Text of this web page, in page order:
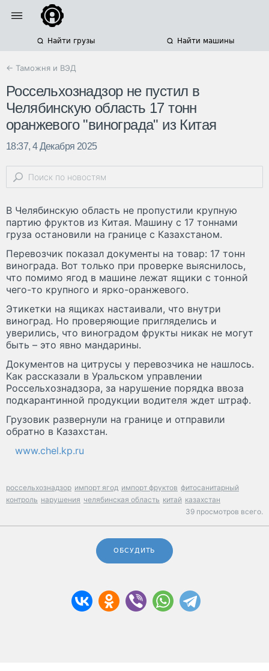
Найти грузы Найти машины
← Таможня и ВЭД
Россельхознадзор не пустил в
Челябинскую область 17 тонн
оранжевого "винограда" из Китая
18:37, 4 Декабря 2025
В Челябинскую область не пропустили крупную
партию фруктов из Китая. Машину с 17 тоннами
груза остановили на границе с Казахстаном.
Перевозчик показал документы на товар: 17 тонн
винограда. Вот только при проверке выяснилось,
что помимо ягод в машине лежат ящики с тонной
чего-то крупного и ярко-оранжевого.
Этикетки на ящиках настаивали, что внутри
виноград. Но проверяющие пригляделись и
уверились, что виноградом фрукты никак не могут
быть – это явно мандарины.
Документов на цитрусы у перевозчика не нашлось.
Как рассказали в Уральском управлении
Россельхознадзора, за нарушение порядка ввоза
подкарантинной продукции водителя ждет штраф.
Грузовик развернули на границе и отправили
обратно в Казахстан.
www.chel.kp.ru
россельхознадзор импорт ягод импорт фруктов фитосанитарный
контроль нарушения челябинская область китай казахстан
39 просмотров всего.
ОБСУДИТЬ